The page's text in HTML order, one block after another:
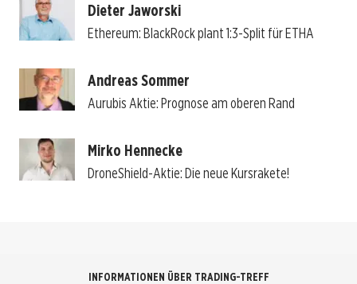
Dieter Jaworski
Ethereum: BlackRock plant 1:3-Split für ETHA
Andreas Sommer
Aurubis Aktie: Prognose am oberen Rand
Mirko Hennecke
DroneShield-Aktie: Die neue Kursrakete!
INFORMATIONEN ÜBER TRADING-TREFF